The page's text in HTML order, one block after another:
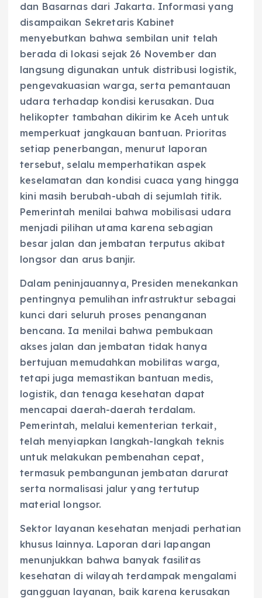
dan Basarnas dari Jakarta. Informasi yang
disampaikan Sekretaris Kabinet
menyebutkan bahwa sembilan unit telah
berada di lokasi sejak 26 November dan
langsung digunakan untuk distribusi logistik,
pengevakuasian warga, serta pemantauan
udara terhadap kondisi kerusakan. Dua
helikopter tambahan dikirim ke Aceh untuk
memperkuat jangkauan bantuan. Prioritas
setiap penerbangan, menurut laporan
tersebut, selalu memperhatikan aspek
keselamatan dan kondisi cuaca yang hingga
kini masih berubah-ubah di sejumlah titik.
Pemerintah menilai bahwa mobilisasi udara
menjadi pilihan utama karena sebagian
besar jalan dan jembatan terputus akibat
longsor dan arus banjir.
Dalam peninjauannya, Presiden menekankan
pentingnya pemulihan infrastruktur sebagai
kunci dari seluruh proses penanganan
bencana. Ia menilai bahwa pembukaan
akses jalan dan jembatan tidak hanya
bertujuan memudahkan mobilitas warga,
tetapi juga memastikan bantuan medis,
logistik, dan tenaga kesehatan dapat
mencapai daerah-daerah terdalam.
Pemerintah, melalui kementerian terkait,
telah menyiapkan langkah-langkah teknis
untuk melakukan pembenahan cepat,
termasuk pembangunan jembatan darurat
serta normalisasi jalur yang tertutup
material longsor.
Sektor layanan kesehatan menjadi perhatian
khusus lainnya. Laporan dari lapangan
menunjukkan bahwa banyak fasilitas
kesehatan di wilayah terdampak mengalami
gangguan layanan, baik karena kerusakan